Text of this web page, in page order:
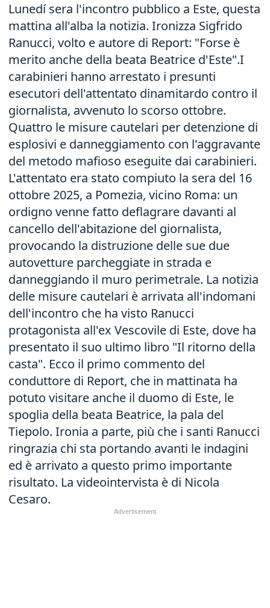
Lunedí sera l'incontro pubblico a Este, questa
mattina all'alba la notizia. Ironizza Sigfrido
Ranucci, volto e autore di Report: "Forse è
merito anche della beata Beatrice d'Este".I
carabinieri hanno arrestato i presunti
esecutori dell'attentato dinamitardo contro il
giornalista, avvenuto lo scorso ottobre.
Quattro le misure cautelari per detenzione di
esplosivi e danneggiamento con l'aggravante
del metodo mafioso eseguite dai carabinieri.
L'attentato era stato compiuto la sera del 16
ottobre 2025, a Pomezia, vicino Roma: un
ordigno venne fatto deflagrare davanti al
cancello dell'abitazione del giornalista,
provocando la distruzione delle sue due
autovetture parcheggiate in strada e
danneggiando il muro perimetrale. La notizia
delle misure cautelari è arrivata all'indomani
dell'incontro che ha visto Ranucci
protagonista all'ex Vescovile di Este, dove ha
presentato il suo ultimo libro "Il ritorno della
casta". Ecco il primo commento del
conduttore di Report, che in mattinata ha
potuto visitare anche il duomo di Este, le
spoglia della beata Beatrice, la pala del
Tiepolo. Ironia a parte, più che i santi Ranucci
ringrazia chi sta portando avanti le indagini
ed è arrivato a questo primo importante
risultato. La videointervista è di Nicola
Cesaro.